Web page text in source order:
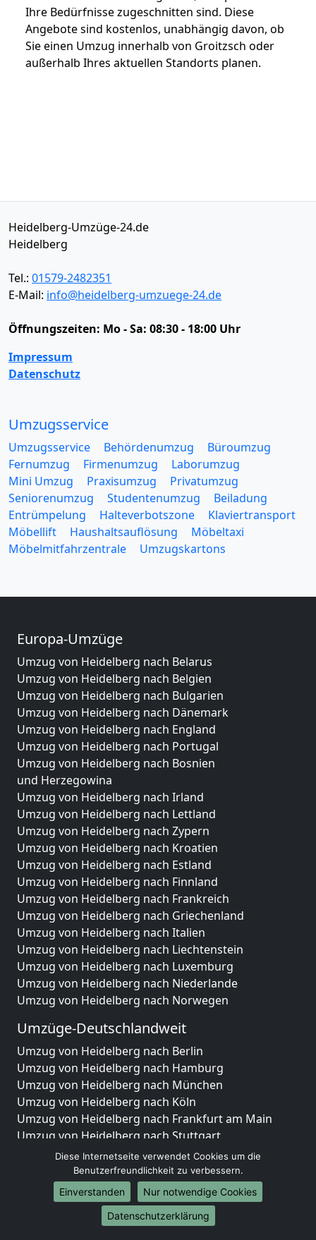
Ihre Bedürfnisse zugeschnitten sind. Diese
Angebote sind kostenlos, unabhängig davon, ob
Sie einen Umzug innerhalb von Groitzsch oder
außerhalb Ihres aktuellen Standorts planen.
Heidelberg-Umzüge-24.de
Heidelberg
Tel.: 01579-2482351
E-Mail: info@heidelberg-umzuege-24.de
Öffnungszeiten: Mo - Sa: 08:30 - 18:00 Uhr
Impressum
Datenschutz
Umzugsservice
Umzugsservice Behördenumzug
Büroumzug
Fernumzug
Firmenumzug
Laborumzug
Mini Umzug
Praxisumzug
Privatumzug
Seniorenumzug
Studentenumzug
Beiladung
Entrümpelung
Halteverbotszone
Klaviertransport
Möbellift
Haushaltsauflösung
Möbeltaxi
Möbelmitfahrzentrale
Umzugskartons
Europa-Umzüge
Umzug von Heidelberg nach Belarus
Umzug von Heidelberg nach Belgien
Umzug von Heidelberg nach Bulgarien
Umzug von Heidelberg nach Dänemark
Umzug von Heidelberg nach England
Umzug von Heidelberg nach Portugal
Umzug von Heidelberg nach Bosnien
und Herzegowina
Umzug von Heidelberg nach Irland
Umzug von Heidelberg nach Lettland
Umzug von Heidelberg nach Zypern
Umzug von Heidelberg nach Kroatien
Umzug von Heidelberg nach Estland
Umzug von Heidelberg nach Finnland
Umzug von Heidelberg nach Frankreich
Umzug von Heidelberg nach Griechenland
Umzug von Heidelberg nach Italien
Umzug von Heidelberg nach Liechtenstein
Umzug von Heidelberg nach Luxemburg
Umzug von Heidelberg nach Niederlande
Umzug von Heidelberg nach Norwegen
Umzüge-Deutschlandweit
Umzug von Heidelberg nach Berlin
Umzug von Heidelberg nach Hamburg
Umzug von Heidelberg nach München
Umzug von Heidelberg nach Köln
Umzug von Heidelberg nach Frankfurt am Main
Umzug von Heidelberg nach Stuttgart
Umzug von Heidelberg nach Düsseldorf
Umzug von Heidelberg nach Leipzig
Umzug von Heidelberg nach Dortmund
Umzug von Heidelberg nach Essen
Umzug von Heidelberg nach Bremen
Diese Internetseite verwendet Cookies um die
Benutzerfreundlichkeit zu verbessern.
Einverstanden
Nur notwendige Cookies
Datenschutzerklärung